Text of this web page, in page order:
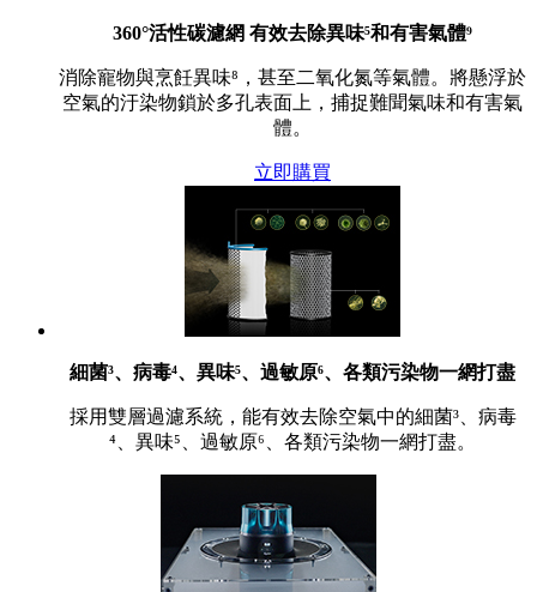
360°活性碳濾網 有效去除異味⁵和有害氣體⁹
消除寵物與烹飪異味⁸，甚至二氧化氮等氣體。將懸浮於
空氣的汙染物鎖於多孔表面上，捕捉難聞氣味和有害氣
體。
立即購買
細菌³、病毒⁴、異味⁵、過敏原⁶、各類污染物一網打盡
採用雙層過濾系統，能有效去除空氣中的細菌³、病毒
⁴、異味⁵、過敏原⁶、各類污染物一網打盡。